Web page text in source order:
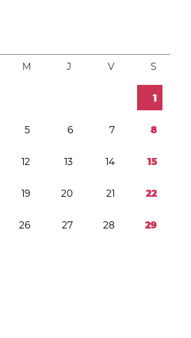
M J V S
1
5 6 7 8
12 13 14 15
19 20 21 22
26 27 28 29